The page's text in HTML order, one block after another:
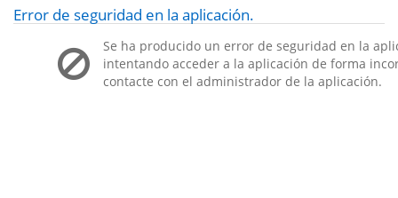
Error de seguridad en la aplicación.
Se ha producido un error de seguridad en la
intentando acceder a la aplicación de forma
contacte con el administrador de la aplicación.